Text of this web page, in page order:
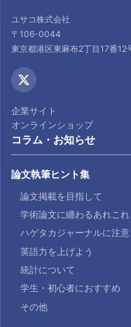
ユサコ株式会社
〒106-0044
東京都港区東麻布2丁目17番12
企業サイト
オンラインショップ
コラム・お知らせ
論文執筆ヒント集
論文掲載を目指して
学術論文に纏わるあれこれ
ハゲタカジャーナルに注意
英語力を上げよう
統計について
学生・初心者におすすめ
その他